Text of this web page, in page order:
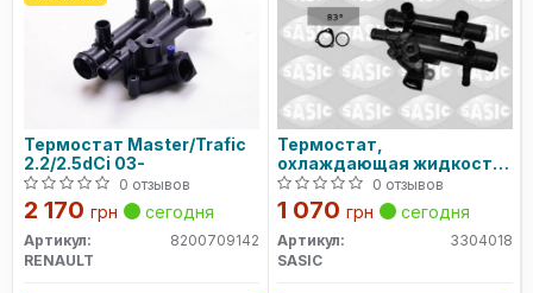
Термостат Master/Trafic
2.2/2.5dCi 03-
0 отзывов
2 170 грн сегодня
Артикул:
8200709142
RENAULT
Термостат,
охлаждающая жидкость
3304018 SASIC
0 отзывов
1 070 грн сегодня
Артикул:
3304018
SASIC